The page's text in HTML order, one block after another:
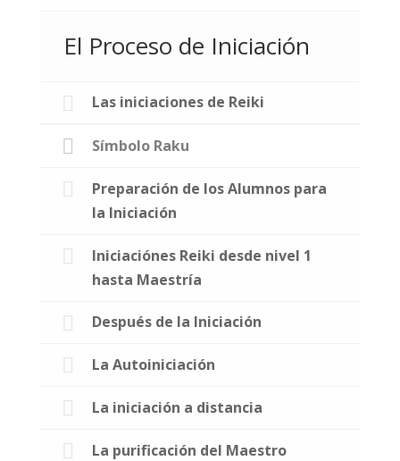
El Proceso de Iniciación
Las iniciaciones de Reiki
Símbolo Raku
Preparación de los Alumnos para
la Iniciación
Iniciaciónes Reiki desde nivel 1
hasta Maestría
Después de la Iniciación
La Autoiniciación
La iniciación a distancia
La purificación del Maestro